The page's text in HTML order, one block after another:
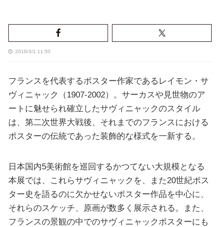
2018/3/1 11:50
フランスを代表するポスター作家であるレイモン・サ
ヴィニャック（1907-2002）。サーカスや見世物のア
ートに魅せられ確立したサヴィニャックのスタイル
は、第二次世界大戦後、それまでのフランスにおける
ポスターの伝統であった装飾的な様式を一新する。
日本国内5美術館を巡回するかつてない大規模となる
本展では、これらサヴィニャックを、また20世紀ポス
ター史を語るのに欠かせないポスター作品を中心に、
それらのスケッチ、原画が数多く展示される。また、
フランスの景観の中でのサヴィニャックポスターにも